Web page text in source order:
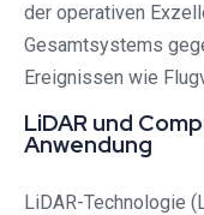
der operativen
Gesamtsystems
Ereignissen wie
LiDAR und
Anwendung
LiDAR-Technologie